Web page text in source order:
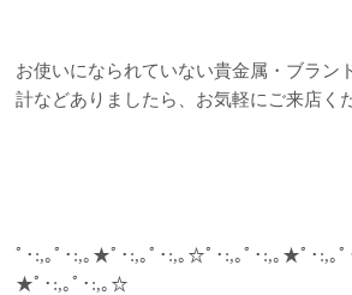
お使いになられていない貴金属・ブラン
計などありましたら、お気軽にご来店く
ﾟ･:,｡ﾟ･:,｡★ﾟ･:,｡ﾟ･:,｡☆ﾟ･:,｡ﾟ･:,｡★ﾟ･:,｡ﾟ
★ﾟ･:,｡ﾟ･:,｡☆